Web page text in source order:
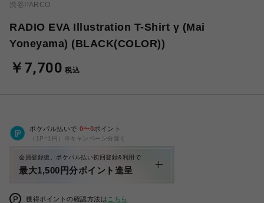
渋谷PARCO
RADIO EVA Illustration T-Shirt γ (Mai
Yoneyama) (BLACK(COLOR))
￥7,700 税込
ポケパル払いで 0〜0ポイント
（1P=1円）※キャンペーン分除く
会員登録後、ポケパル払い初回登録&利用で
最大1,500円分ポイント進呈
獲得ポイントの確認方法は こちら